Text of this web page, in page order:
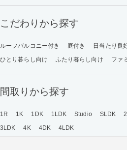
こだわりから探す
ルーフバルコニー付き 庭付き 日当たり良
ひとり暮らし向け
ふたり暮らし向け ファ
間取りから探す
1R 1K 1DK 1LDK Studio SLDK
3LDK
4K 4DK 4LDK